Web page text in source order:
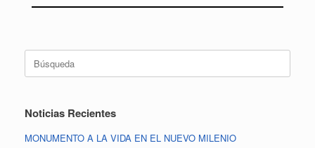
Noticias Recientes
MONUMENTO A LA VIDA EN EL NUEVO MILENIO